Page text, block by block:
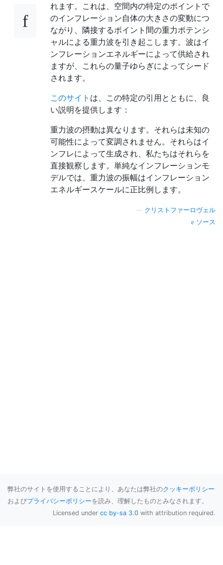
れます。これは、空間内の特定のポイントで
のインフレーション自体の大きさの変動につ
ながり、隣接するポイント間の重力ポテンシ
ャルによる重力波を引き起こします。波はイ
ンフレーションエネルギーによって供給され
ますが、これらの量子ゆらぎによってシード
されます。
このサイト は、この特定の引用とともに、良
い説明を提供します：
重力波の摂動は異なります。それらは未知の
可能性によって変調されません。それらはイ
ンフレによって生成され、私たちはそれらを
直接観察します。単純なインフレーションモ
デルでは、重力波の振幅はインフレーション
エネルギースケールに正比例します。
クリストファーロヴェル
ソース
弊社のサイトを使用することにより、あなたは弊社のクッキーポリシー
およびプライバシーポリシーを読み、理解したものとみなされます。
Licensed under cc by-sa 3.0 with attribution required.